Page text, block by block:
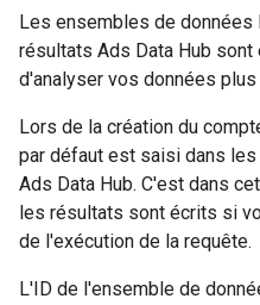
Les ensembles de
résultats Ads Data Hub
d'analyser vos données plus
Lors de la création du
par défaut est saisi dans
Ads Data Hub. C'est dans
les résultats sont écrits si
de l'exécution de la requête.
L'ID de l'ensemble de